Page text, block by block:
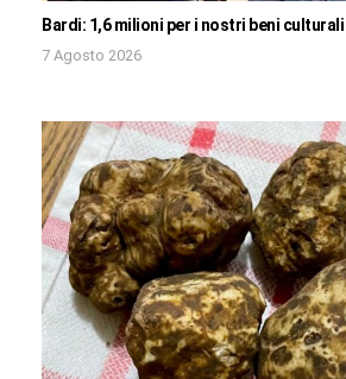
Bardi: 1,6 milioni per i nostri beni culturali
7 Agosto 2026